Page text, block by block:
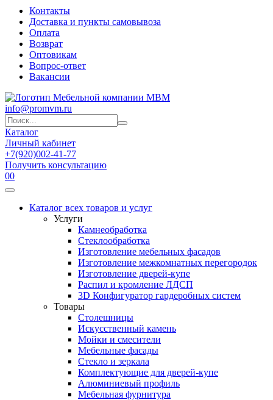
Контакты
Доставка и пункты самовывоза
Оплата
Возврат
Оптовикам
Вопрос-ответ
Вакансии
info@promvm.ru
Каталог
Личный кабинет
+7(920)002-41-77
Получить консультацию
00
Каталог всех товаров и услуг
Услуги
Камнеобработка
Стеклообработка
Изготовление мебельных фасадов
Изготовление межкомнатных перегородок
Изготовление дверей-купе
Распил и кромление ЛДСП
3D Конфигуратор гардеробных систем
Товары
Столешницы
Искусственный камень
Мойки и смесители
Мебельные фасады
Стекло и зеркала
Комплектующие для дверей-купе
Алюминиевый профиль
Мебельная фурнитура